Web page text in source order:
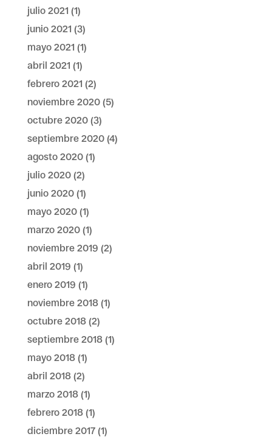
julio 2021 (1)
junio 2021 (3)
mayo 2021 (1)
abril 2021 (1)
febrero 2021 (2)
noviembre 2020(5)
octubre 2020(3)
septiembre 2020(4)
agosto 2020(1)
julio 2020(2)
junio 2020(1)
mayo 2020(1)
marzo 2020(1)
noviembre 2019 (2)
abril 2019 (1)
enero 2019 (1)
noviembre 2018(1)
octubre 2018(2)
septiembre 2018(1)
mayo 2018(1)
abril 2018(2)
marzo 2018(1)
febrero 2018(1)
diciembre 2017(1)